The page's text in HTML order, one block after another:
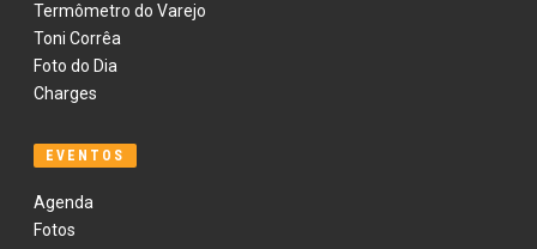
Termômetro do Varejo
Toni Corrêa
Foto do Dia
Charges
EVENTOS
Agenda
Fotos